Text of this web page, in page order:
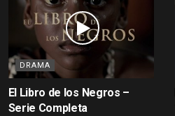
DRAMA
El Libro de los Negros –
Serie Completa